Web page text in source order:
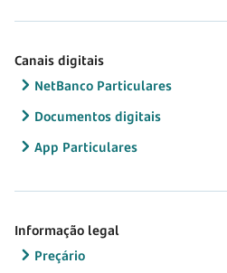
Canais digitais
NetBanco Particulares
Documentos digitais
App Particulares
Informação legal
Preçário